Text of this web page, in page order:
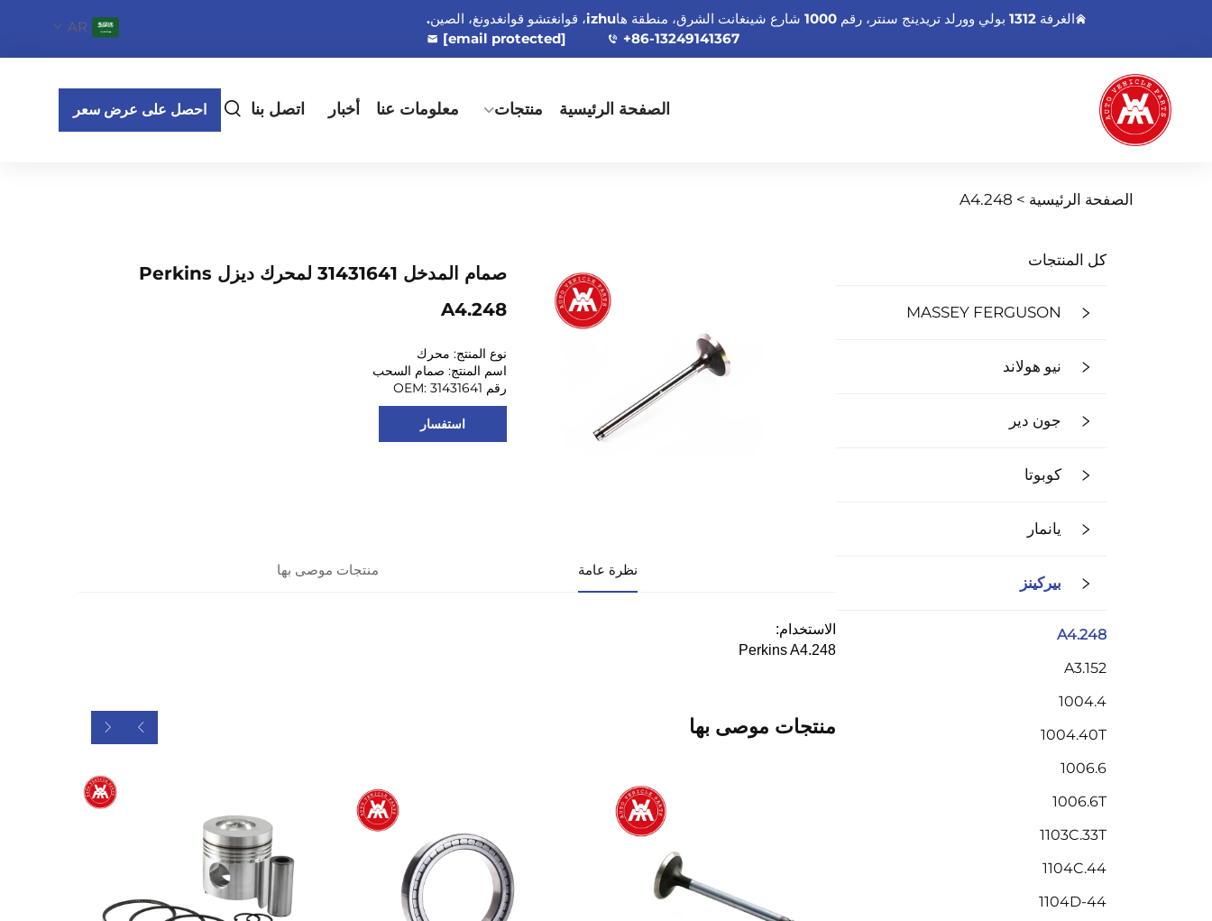
الغرفة 1312 بولي وورلد تريدينج سنتر، رقم 1000 شارع شينغانت الشرق، منطقة هاizhu، قوانغتشو قوانغدونغ، الصين.
+86-13249141367
[email protected]
AR
الصفحة الرئيسية منتجات معلومات عنا أخبار اتصل بنا احصل على عرض سعر
الصفحة الرئيسية > A4.248
كل المنتجات
MASSEY FERGUSON
نيو هولاند
جون دير
كوبوتا
يانمار
بيركينز
A4.248
A3.152
1004.4
1004.40T
1006.6
1006.6T
1103C.33T
1104C.44
1104D-44
صمام المدخل 31431641 لمحرك ديزل Perkins
A4.248
نوع المنتج: محرك
اسم المنتج: صمام السحب
رقم OEM: 31431641
استفسار
نظرة عامة منتجات موصى بها
الاستخدام:
Perkins A4.248
منتجات موصى بها